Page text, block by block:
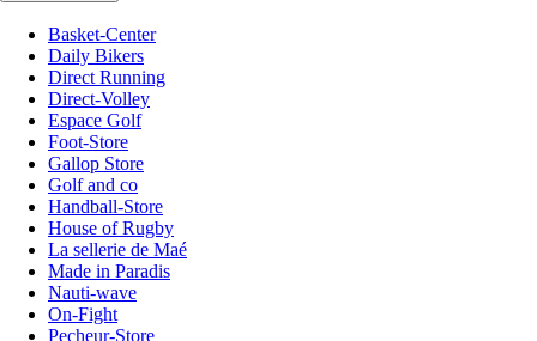
Basket-Center
Daily Bikers
Direct Running
Direct-Volley
Espace Golf
Foot-Store
Gallop Store
Golf and co
Handball-Store
House of Rugby
La sellerie de Maé
Made in Paradis
Nauti-wave
On-Fight
Pecheur-Store